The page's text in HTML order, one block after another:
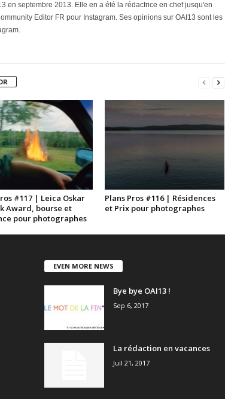
en septembre 2013. Elle en a été la rédactrice en chef jusqu'en
Editor FR pour Instagram. Ses opinions sur OAI13 sont les
#117 | Leica Oskar
Award, bourse et
pour photographes
Plans Pros #116 | Résidences
et Prix pour photographes
EVEN MORE NEWS
Bye bye OAI13 !
Sep 6, 2017
La rédaction en vacances
Juil 21, 2017